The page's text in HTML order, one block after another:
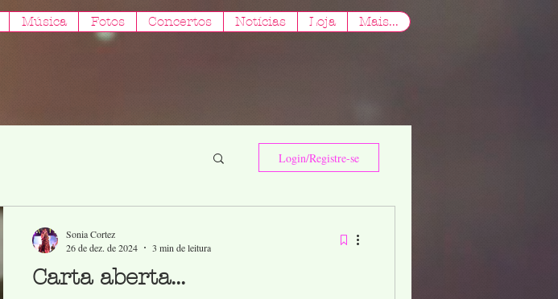
Música Fotos Concertos Notícias Loja Mais...
Login/Registre-se
Carta aberta...
Sonia Cortez
26 de dez. de 2024
3 min de leitura